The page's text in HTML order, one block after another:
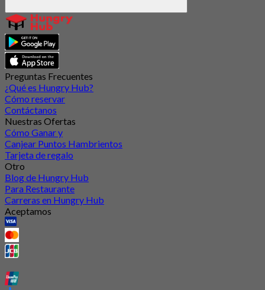
Preguntas Frecuentes
¿Qué es Hungry Hub?
Cómo reservar
Contáctanos
Nuestras Ofertas
Cómo Ganar y
Canjear Puntos Hambrientos
Tarjeta de regalo
Otro
Blog de Hungry Hub
Para Restaurante
Carreras en Hungry Hub
Aceptamos